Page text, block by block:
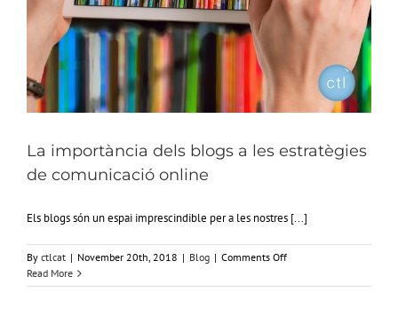
La importància dels blogs a les estratègies
de comunicació online
Els blogs són un espai imprescindible per a les nostres [...]
By ctlcat | November 20th, 2018 | Blog | Comments Offon
importància
Read More